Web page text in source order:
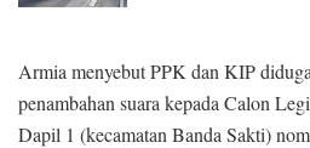
Armia menyebut PPK dan KIP
penambahan suara kepada Calon
Dapil 1 (kecamatan Banda Sakti)